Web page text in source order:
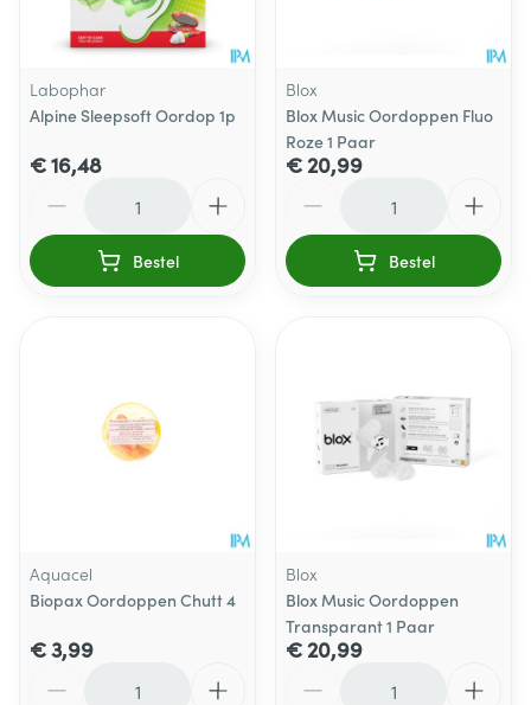
Labophar
Alpine Sleepsoft Oordop 1p
€ 16,48
Bestel
Blox
Blox Music Oordoppen Fluo
Roze 1 Paar
€ 20,99
Bestel
Aquacel
Biopax Oordoppen Chutt 4
€ 3,99
Blox
Blox Music Oordoppen
Transparant 1 Paar
€ 20,99